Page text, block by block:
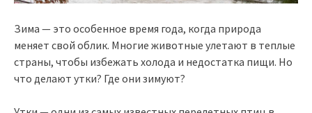
Зима — это особенное время года, когда природа
меняет свой облик. Многие животные улетают в теплые
страны, чтобы избежать холода и недостатка пищи. Но
что делают утки? Где они зимуют?